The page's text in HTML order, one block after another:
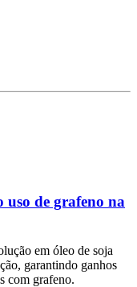
uso de grafeno na
em óleo de soja
garantindo ganhos
com grafeno.